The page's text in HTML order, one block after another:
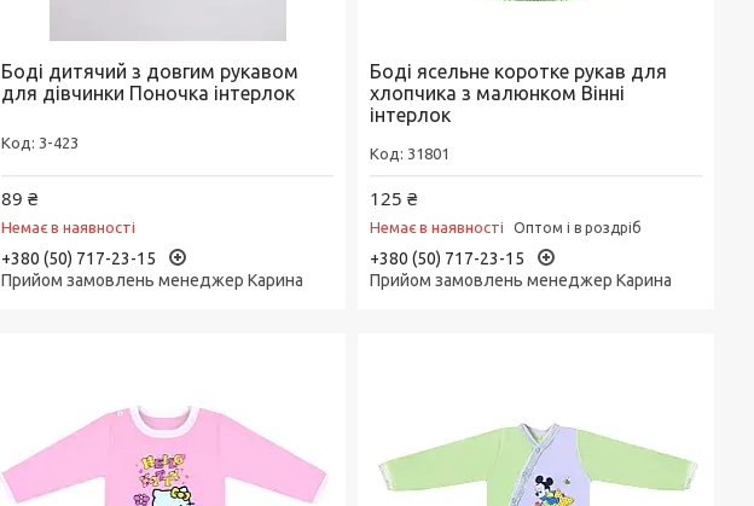
Боді дитячий з довгим рукавом
для дівчинки Поночка інтерлок
3-423
89 ₴
Немає в наявності
+380 (50) 717-23-15
Прийом замовлень менеджер Карина
Боді ясельне коротке рукав для
хлопчика з малюнком Вінні
інтерлок
31801
125 ₴
Немає в наявності Оптом і в роздріб
+380 (50) 717-23-15
Прийом замовлень менеджер Карина